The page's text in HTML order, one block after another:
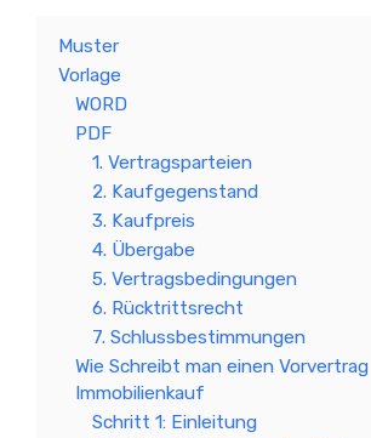
Muster
Vorlage
WORD
PDF
1. Vertragsparteien
2. Kaufgegenstand
3. Kaufpreis
4. Übergabe
5. Vertragsbedingungen
6. Rücktrittsrecht
7. Schlussbestimmungen
Wie Schreibt man einen Vorvertrag
Immobilienkauf
Schritt 1: Einleitung